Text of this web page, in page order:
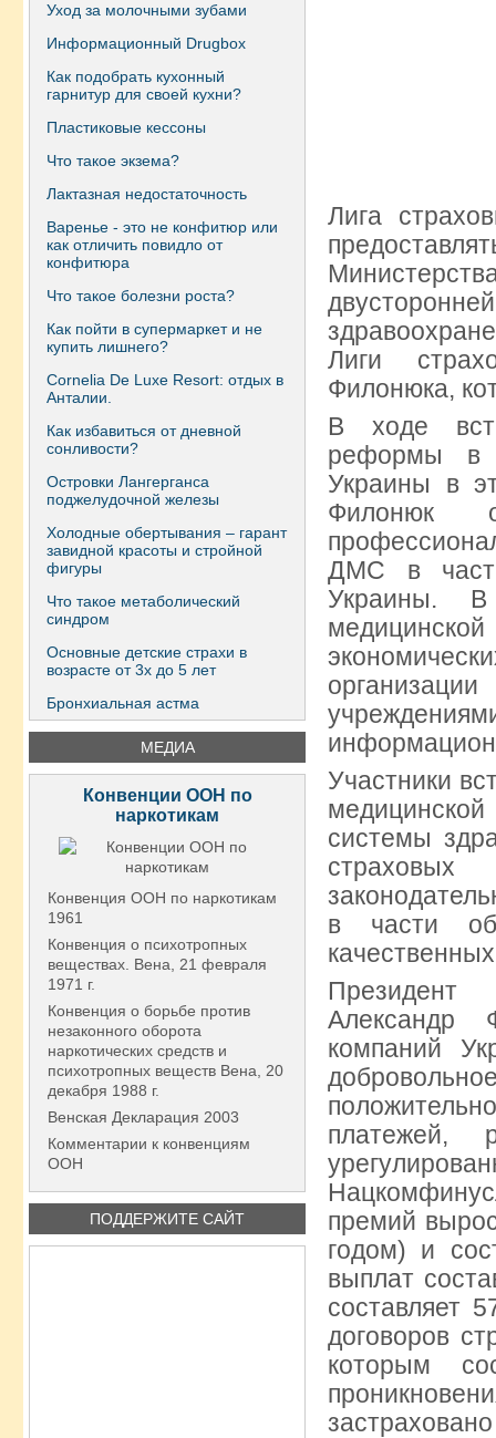
Уход за молочными зубами
Информационный Drugbox
Как подобрать кухонный
гарнитур для своей кухни?
Пластиковые кессоны
Что такое экзема?
Лактазная недостаточность
Варенье - это не конфитюр или
как отличить повидло от
конфитюра
Что такое болезни роста?
Как пойти в супермаркет и не
купить лишнего?
Сornelia De Luxe Resort: отдых в
Анталии.
Как избавиться от дневной
сонливости?
Островки Лангерганса
поджелудочной железы
Холодные обертывания – гарант
завидной красоты и стройной
фигуры
Что такое метаболический
синдром
Основные детские страхи в
возрасте от 3х до 5 лет
Бронхиальная астма
МЕДИА
Конвенции ООН по
наркотикам
Конвенция ООН по наркотикам
1961
Конвенция о психотропных
веществах. Вена, 21 февраля
1971 г.
Конвенция о борьбе против
незаконного оборота
наркотических средств и
психотропных веществ Вена, 20
декабря 1988 г.
Венская Декларация 2003
Комментарии к конвенциям
ООН
ПОДДЕРЖИТЕ САЙТ
Лига
Лиги
Филонюка,
В ходе
реформы в
Украины в
Филонюк
ДМС в
Украины. В
Участники
системы
страховых
в части
Президент
Александр
компаний
платежей,
премий
годом) и
выплат
составляет
договоров
которым